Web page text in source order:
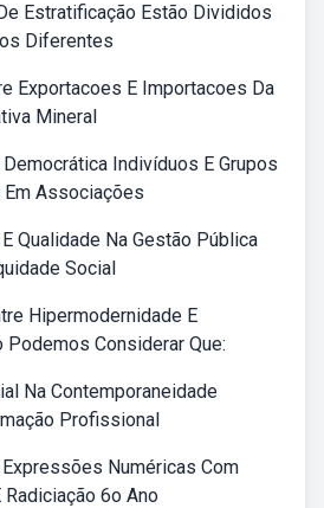
Estratificação Estão Divididos
Diferentes
Exportacoes E Importacoes Da
Mineral
Indivíduos E Grupos
Associações
Qualidade Na Gestão Pública
Social
Hipermodernidade E
Podemos Considerar Que:
Na Contemporaneidade
Profissional
Numéricas Com
6o Ano